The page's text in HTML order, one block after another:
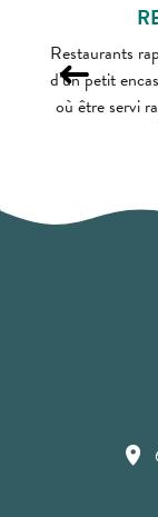
Restaurants
d’un petit
où être servi